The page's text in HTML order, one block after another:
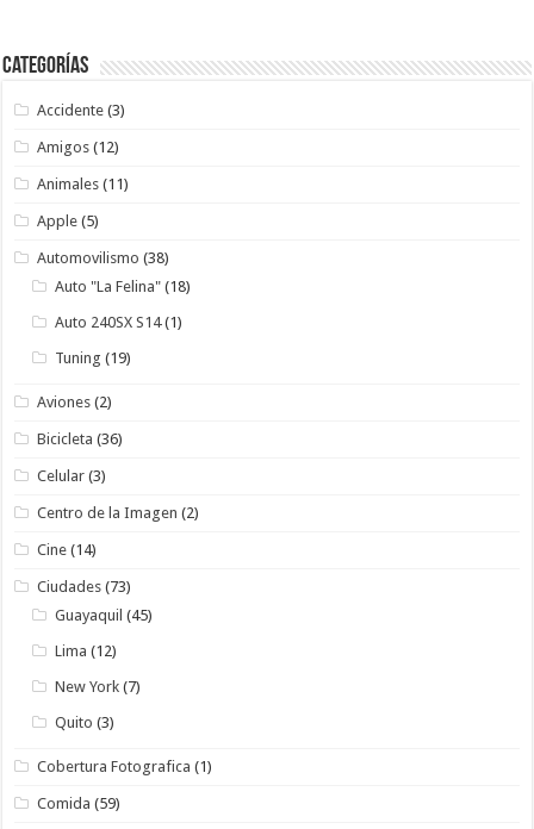
Categorías
Accidente (3)
Amigos (12)
Animales (11)
Apple (5)
Automovilismo (38)
Auto "La Felina" (18)
Auto 240SX S14(1)
Tuning (19)
Aviones (2)
Bicicleta (36)
Celular (3)
Centro de la Imagen (2)
Cine (14)
Ciudades (73)
Guayaquil (45)
Lima (12)
New York (7)
Quito (3)
Cobertura Fotografica (1)
Comida (59)